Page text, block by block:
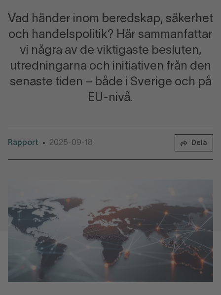
Vad händer inom beredskap, säkerhet
och handelspolitik? Här sammanfattar
vi några av de viktigaste besluten,
utredningarna och initiativen från den
senaste tiden – både i Sverige och på
EU-nivå.
Rapport • 2025-09-18 Dela